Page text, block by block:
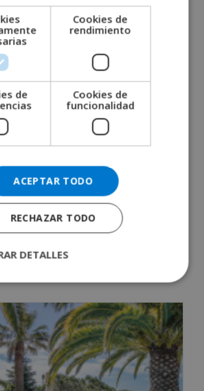
de Mar: Más Allá ...
ITALIAN
Cookies de
rendimiento
de
Cookies de
funcionalidad
ACEPTAR TODO
RECHAZAR TODO
DETALLES